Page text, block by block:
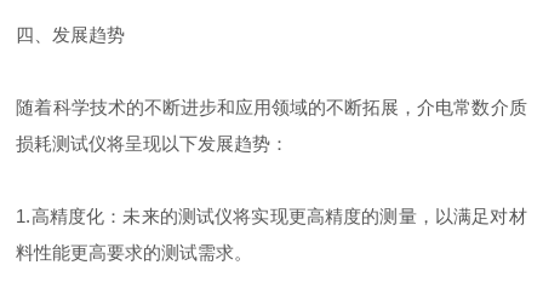
四、发展趋势
随着科学技术的不断进步和应用领域的不断拓展，介电常数介质
损耗测试仪将呈现以下发展趋势：
1.高精度化：未来的测试仪将实现更高精度的测量，以满足对材
料性能更高要求的测试需求。